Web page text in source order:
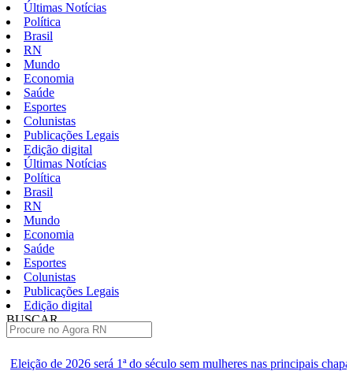
Últimas Notícias
Política
Brasil
RN
Mundo
Economia
Saúde
Esportes
Colunistas
Publicações Legais
Edição digital
Últimas Notícias
Política
Brasil
RN
Mundo
Economia
Saúde
Esportes
Colunistas
Publicações Legais
Edição digital
BUSCAR
1ª do século sem mulheres nas principais chapas
Renan diz